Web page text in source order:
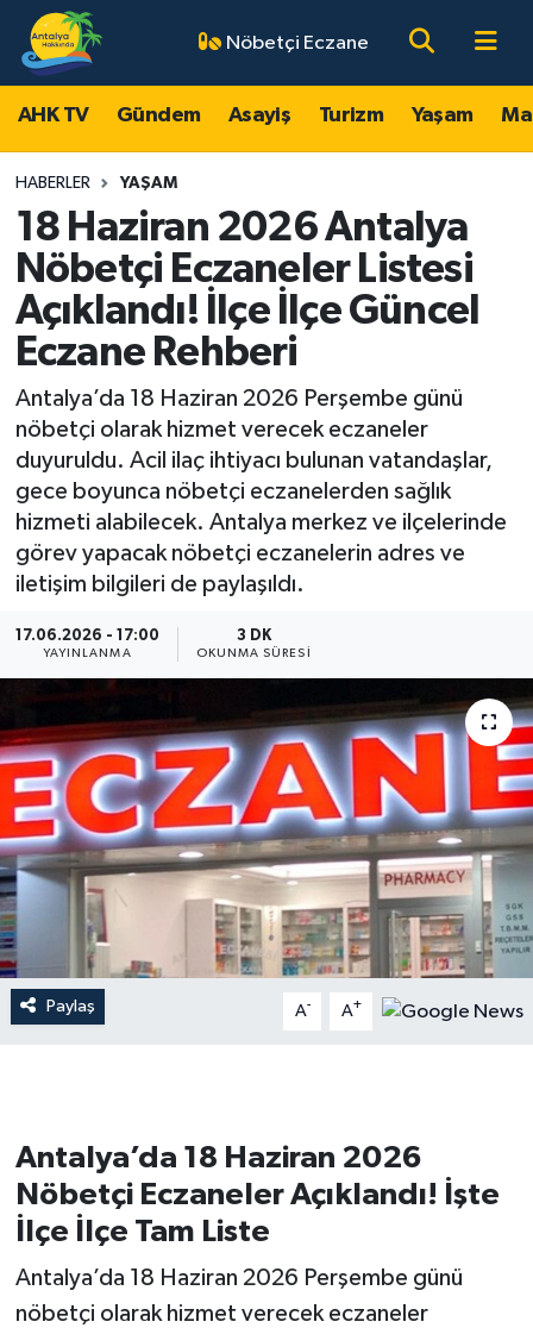
Nöbetçi Eczane
AHK TV Gündem Asayiş Turizm Yaşam
HABERLER YAŞAM
18 Haziran 2026 Antalya
Nöbetçi Eczaneler Listesi
Açıklandı! İlçe İlçe Güncel
Eczane Rehberi
Antalya’da 18 Haziran 2026 Perşembe günü
nöbetçi olarak hizmet verecek eczaneler
duyuruldu. Acil ilaç ihtiyacı bulunan vatandaşlar,
gece boyunca nöbetçi eczanelerden sağlık
hizmeti alabilecek. Antalya merkez ve ilçelerinde
görev yapacak nöbetçi eczanelerin adres ve
iletişim bilgileri de paylaşıldı.
17.06.2026 - 17:00
YAYINLANMA
3 DK
OKUNMA SÜRESI
Paylaş A- A+
Antalya’da 18 Haziran 2026
Nöbetçi Eczaneler Açıklandı! İşte
İlçe İlçe Tam Liste
Antalya’da 18 Haziran 2026 Perşembe günü
nöbetçi olarak hizmet verecek eczaneler
AHK TV
Gündem
Asayiş
Turizm
Magazin
Ekonomi
Spor
Dünya
Resmi Reklamlar
Antalya Nöbetçi Eczaneler
Antalya Hava Durumu
Antalya Namaz Vakitleri
Antalya Trafik Yoğunluk Haritası
Süper Lig Puan Durumu ve Fikstür
Tüm Manşetler
Son Dakika Haberleri
Haber Arşivi